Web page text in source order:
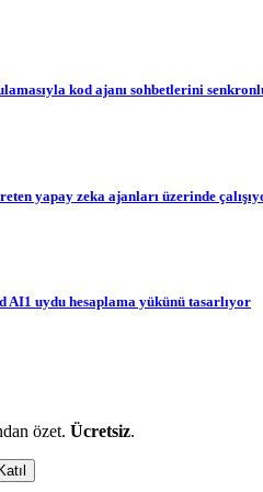
kod ajanı sohbetlerini
yapay zeka ajanları üzerinde
AI1 uydu hesaplama yükünü tasarlıyor
özet. Ücretsiz.